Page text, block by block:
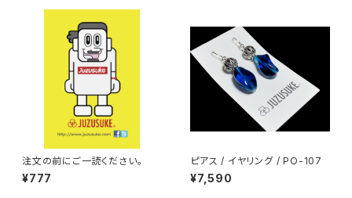
注文の前にご一読ください。
¥777
ピアス / イヤリング / PO-107
¥7,590